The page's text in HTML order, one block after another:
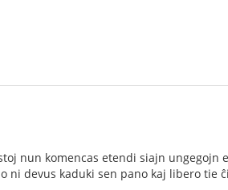
nun komencas etendi siajn ungegojn
ni devus kaduki sen pano kaj libero tie